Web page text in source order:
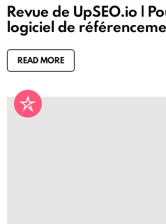
Revue de UpSEO.io |
logiciel de
READ MORE